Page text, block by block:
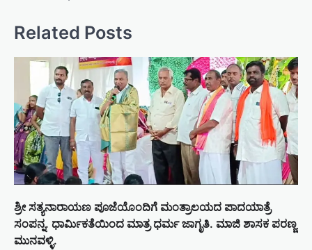
n
a
i
g
a
t
i
o
n
Related Posts
ಶ್ರೀ ಸತ್ಯನಾರಾಯಣ ಪೂಜೆಯೊಂದಿಗೆ ಮಂತ್ರಾಲಯದ ಪಾದಯಾತ್ರೆ
ಸಂಪನ್ನ. ಧಾರ್ಮಿಕತೆಯಿಂದ ಮಾತ್ರ ಧರ್ಮ ಜಾಗೃತಿ. ಮಾಜಿ ಶಾಸಕ ಪರಣ್ಣ
ಮುನವಳ್ಳಿ.